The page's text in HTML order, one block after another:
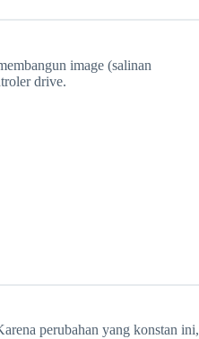
image (salinan
drive.
perubahan yang konstan ini,